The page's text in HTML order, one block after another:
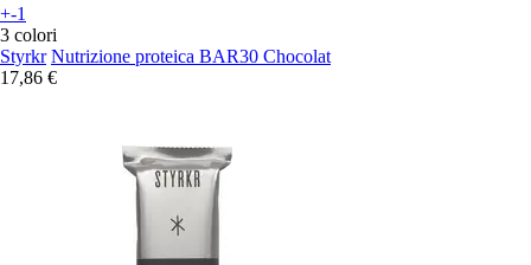
+-1
3 colori
Styrkr Nutrizione proteica BAR30 Chocolat
17,86 €